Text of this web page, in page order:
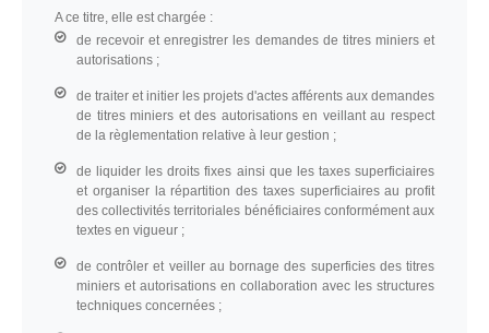
A ce titre, elle est chargée :
de recevoir et enregistrer les demandes de titres miniers et
autorisations ;
de traiter et initier les projets d'actes afférents aux demandes
de titres miniers et des autorisations en veillant au respect
de la règlementation relative à leur gestion ;
de liquider les droits fixes ainsi que les taxes superficiaires
et organiser la répartition des taxes superficiaires au profit
des collectivités territoriales bénéficiaires conformément aux
textes en vigueur ;
de contrôler et veiller au bornage des superficies des titres
miniers et autorisations en collaboration avec les structures
techniques concernées ;